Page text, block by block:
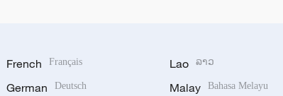
French Français
German Deutsch
Lao ລາວ
Malay Bahasa Melayu